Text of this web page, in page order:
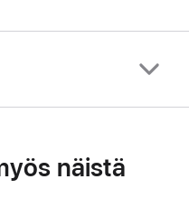
näistä